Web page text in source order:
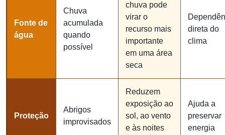
Fonte de
água
Chuva
acumulada
quando
possível
chuva pode
virar o
recurso mais
importante
em uma área
seca
direta do
clima
Proteção
Abrigos
improvisados
Reduzem
exposição ao
sol, ao vento
e às noites
Ajuda a
preservar
energia